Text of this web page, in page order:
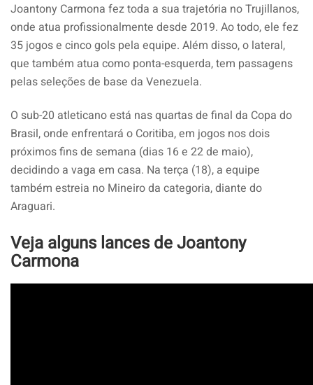
Joantony Carmona fez toda a sua trajetória no Trujillanos,
onde atua profissionalmente desde 2019. Ao todo, ele fez
35 jogos e cinco gols pela equipe. Além disso, o lateral,
que também atua como ponta-esquerda, tem passagens
pelas seleções de base da Venezuela.
O sub-20 atleticano está nas quartas de final da Copa do
Brasil, onde enfrentará o Coritiba, em jogos nos dois
próximos fins de semana (dias 16 e 22 de maio),
decidindo a vaga em casa. Na terça (18), a equipe
também estreia no Mineiro da categoria, diante do
Araguari.
Veja alguns lances de Joantony
Carmona